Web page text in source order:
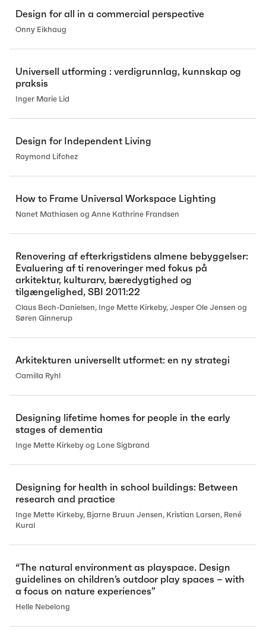
Design for all in a commercial perspective
Onny Eikhaug
Universell utforming : verdigrunnlag, kunnskap og
praksis
Inger Marie Lid
Design for Independent Living
Raymond Lifchez
How to Frame Universal Workspace Lighting
Nanet Mathiasen og Anne Kathrine Frandsen
Renovering af efterkrigstidens almene bebyggelser:
Evaluering af ti renoveringer med fokus på
arkitektur, kulturarv, bæredygtighed og
tilgængelighed, SBI 2011:22
Claus Bech-Danielsen, Inge Mette Kirkeby, Jesper Ole Jensen og
Søren Ginnerup
Arkitekturen universellt utformet: en ny strategi
Camilla Ryhl
Designing lifetime homes for people in the early
stages of dementia
Inge Mette Kirkeby og Lone Sigbrand
Designing for health in school buildings: Between
research and practice
Inge Mette Kirkeby, Bjarne Bruun Jensen, Kristian Larsen, René
Kural
“The natural environment as playspace. Design
guidelines on children’s outdoor play spaces – with
a focus on nature experiences”
Helle Nebelong